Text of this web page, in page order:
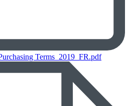
Terms_2019_FR.pdf